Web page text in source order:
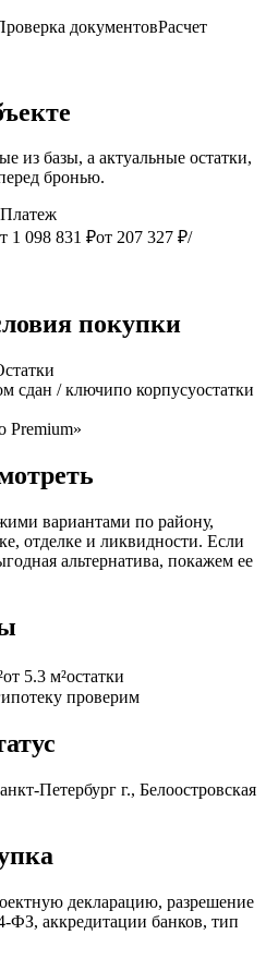
документовРасчет
из базы, а актуальные остатки,
бронью.
Платеж
1 098 831 ₽от 207 327 ₽/
покупки
сдан / ключипо корпусуостатки
вариантами по району,
отделке и ликвидности. Если
альтернатива, покажем ее
от 5.3 м²остатки
ипотеку проверим
Петербург г., Белоостровская
декларацию, разрешение
ФЗ, аккредитации банков, тип